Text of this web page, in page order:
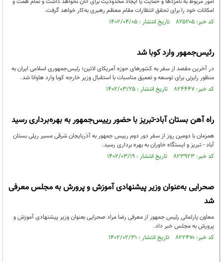
امکانات خود را برای تحقق انتظارات مقام معظم رهبری به‌کار خواهد گرفت.
کد خبر: ۸۲۵۲۰۵ تاریخ انتشار : ۱۴۰۲/۰۴/۰۵
رئیس‌جمهور وارد کوبا شد
در آخرین مقصد از سفر به کشورهای حوزه آمریکای لاتین؛ رئیس‌جمهوری اسلامی ایران به
منظور رایزنی برای توسعه و تعمیق مناسبات با استقبال وزیر خارجه کوبا وارد هاوانا شد.
کد خبر: ۸۲۴۴۴۷ تاریخ انتشار : ۱۴۰۲/۰۳/۲۵
راه آهن بستان آباد-تبریز با حضور رییس‌جمهور به بهره‌برداری رسید
همزمان با دومین روز از سفر دور دوم رییس جمهور به آذربایجان شرقی مسیر ریلی بستان
آباد - تبریز و ایستگاه خاوران به بهره برداری رسید.
کد خبر: ۸۲۳۹۲۳ تاریخ انتشار : ۱۴۰۲/۰۳/۱۹
صحرایی به‌عنوان وزیر پیشنهادی آموزش و پرورش به مجلس معرفی
شد
معاون پارلمانی رئیس جمهور از معرفی رضا مراد صحرایی بعنوان وزیر پیشنهادی آموزش و
پرورش به مجلس خبر داد.
کد خبر: ۸۲۲۴۷۰ تاریخ انتشار : ۱۴۰۲/۰۲/۳۱